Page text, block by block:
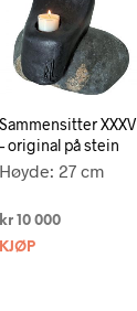
Sammensitter XXXV
– original på stein
Høyde: 27 cm
kr 10 000
KJØP